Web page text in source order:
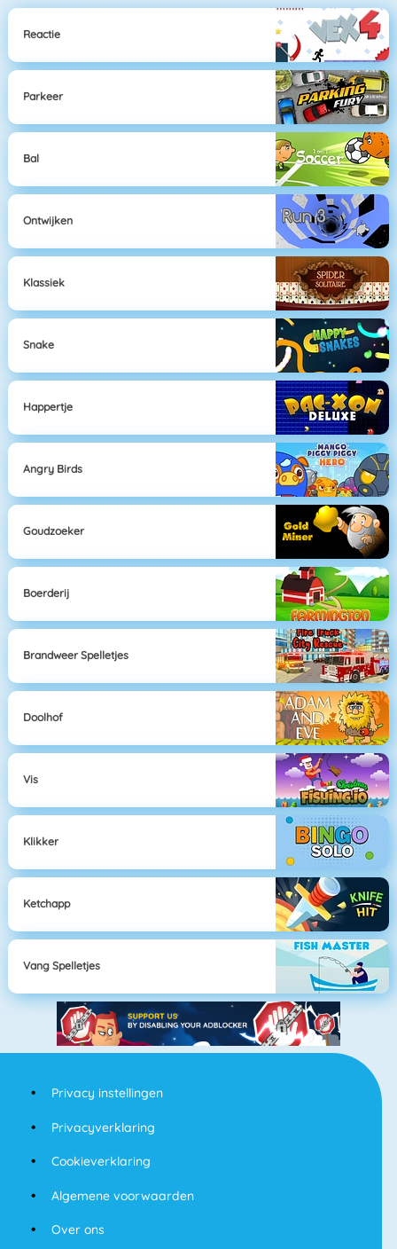
Reactie
Parkeer
Bal
Ontwijken
Klassiek
Snake
Happertje
Angry Birds
Goudzoeker
Boerderij
Brandweer Spelletjes
Doolhof
Vis
Klikker
Ketchapp
Vang Spelletjes
Privacy instellingen
Privacyverklaring
Cookieverklaring
Algemene voorwaarden
Over ons